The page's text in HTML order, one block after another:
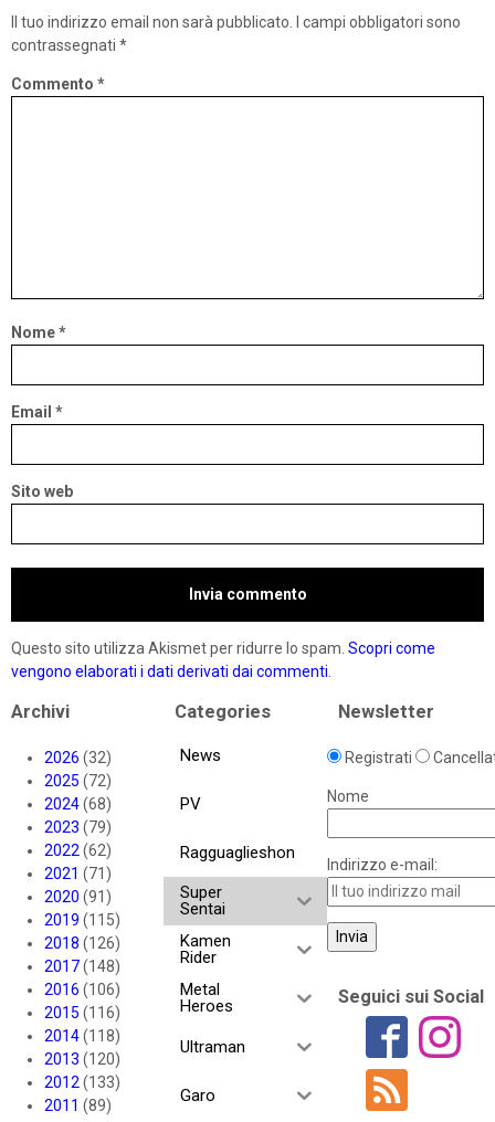
Il tuo indirizzo email non sarà pubblicato.
I campi obbligatori sono
contrassegnati *
Commento *
Nome*
Email *
Sito web
Questo sito utilizza Akismet per ridurre lo spam. Scopri come
vengono elaborati i dati derivati dai commenti.
Archivi
2026 (32)
2025 (72)
2024(68)
2023 (79)
2022(62)
2021 (71)
2020 (91)
2019 (115)
2018 (126)
2017(148)
2016 (106)
2015 (116)
2014(118)
2013 (120)
2012(133)
2011 (89)
Categories
News
PV
Ragguaglieshon
Super
Sentai
Kamen
Rider
Metal
Heroes
Ultraman
Garo
Newsletter
Registrati
Nome
Indirizzo e-mail:
Seguici sui Social